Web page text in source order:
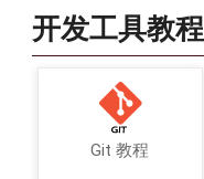
开发工具教程
Git 教程